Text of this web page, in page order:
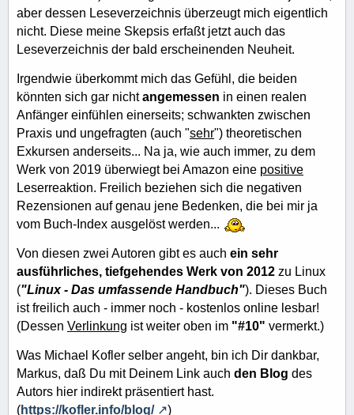
aber dessen Leseverzeichnis überzeugt mich eigentlich
nicht. Diese meine Skepsis erfaßt jetzt auch das
Leseverzeichnis der bald erscheinenden Neuheit.
Irgendwie überkommt mich das Gefühl, die beiden
könnten sich gar nichtangemessen in einen realen
Anfänger einfühlen einerseits; schwankten zwischen
Praxis und ungefragten (auch "sehr") theoretischen
Exkursen anderseits... Na ja, wie auch immer, zu dem
Werk von 2019 überwiegt bei Amazon eine positive
Leserreaktion. Freilich beziehen sich die negativen
Rezensionen auf genau jene Bedenken, die bei mir ja
vom Buch-Index ausgelöst werden...
Von diesen zwei Autoren gibt es auch ein sehr
ausführliches, tiefgehendes Werk von 2012 zu Linux
("Linux - Das umfassende Handbuch"). Dieses Buch
ist freilich auch - immer noch - kostenlos online lesbar!
(Dessen Verlinkung ist weiter oben im "#10" vermerkt.)
Was Michael Kofler selber angeht, bin ich Dir dankbar,
Markus, daß Du mit Deinem Link auch den Blog des
Autors hier indirekt präsentiert hast.
(https://kofler.info/blog/ )